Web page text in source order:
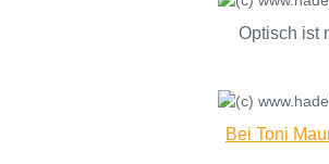
Optisch ist
Bei Toni